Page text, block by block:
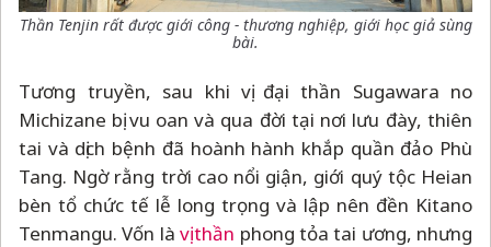
Thần Tenjin rất được giới công - thương nghiệp, giới học giả sùng
bài.
Tương truyền, sau khi vị đại thần Sugawara no
Michizane bị vu oan và qua đời tại nơi lưu đày, thiên
tai và dịch bệnh đã hoành hành khắp quần đảo Phù
Tang. Ngờ rằng trời cao nổi giận, giới quý tộc Heian
bèn tổ chức tế lễ long trọng và lập nên đền Kitano
Tenmangu. Vốn là vị thần phong tỏa tai ương, nhưng